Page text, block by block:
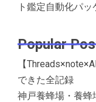
ト鑑定自動化パッ
Popular
【
できた全記録
神戸養蜂場・養蜂